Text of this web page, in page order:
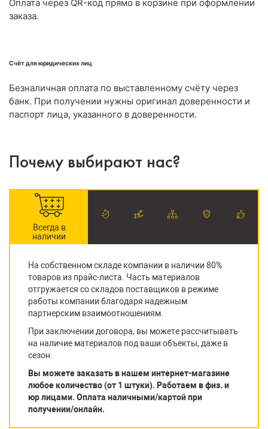
Оплата через QR-код прямо в корзине при оформлении
заказа.
Счёт для юридических лиц
Безналичная оплата по выставленному счёту через
банк. При получении нужны оригинал доверенности и
паспорт лица, указанного в доверенности.
Почему выбирают нас?
Всегда в
наличии
На собственном складе компании в наличии 80%
товаров из прайс-листа. Часть материалов
отгружается со складов поставщиков в режиме
работы компании благодаря надежным
партнерским взаимоотношениям.
При заключении договора, вы можете рассчитывать
на наличие материалов под ваши объекты, даже в
сезон.
Вы можете заказать в нашем интернет-магазине
любое количество (от 1 штуки). Работаем в физ. и
юр лицами. Оплата наличными/картой при
получении/онлайн.